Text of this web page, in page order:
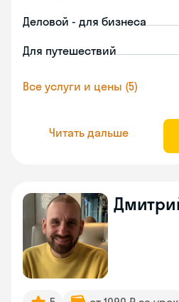
Деловой - для бизнеса
Для путешествий
Все услуги и цены (5)
Читать дальше